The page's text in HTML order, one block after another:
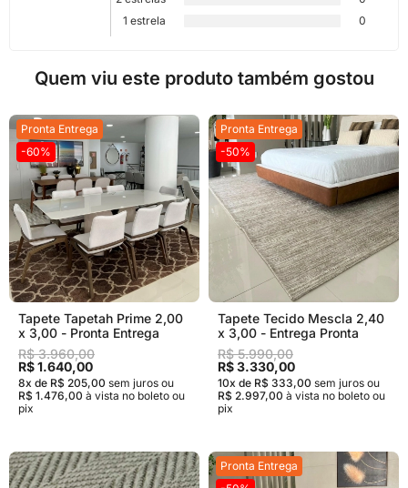
1 estrela
0
Quem viu este produto também gostou
Pronta Entrega
-60%
Tapete Tapetah Prime 2,00
x 3,00 - Pronta Entrega
R$ 3.960,00
R$ 1.640,00
8x de R$ 205,00 sem juros ou
R$ 1.476,00 à vista no boleto ou
pix
Pronta Entrega
-50%
Tapete Tecido Mescla 2,40
x 3,00 - Entrega Pronta
R$ 5.990,00
R$ 3.330,00
10x de R$ 333,00 sem juros ou
R$ 2.997,00 à vista no boleto ou
pix
Pronta Entrega